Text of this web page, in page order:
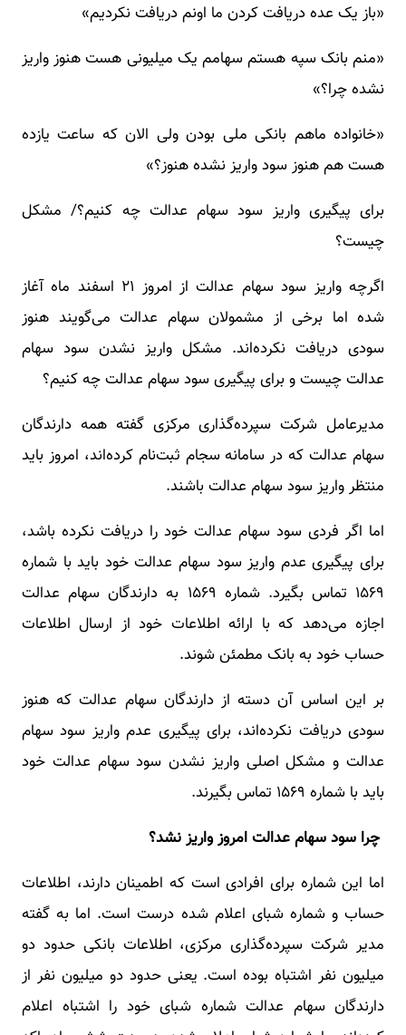
«باز یک عده دریافت کردن ما اونم دریافت نکردیم»
«منم بانک سپه هستم سهامم یک میلیونی هست هنوز واریز
نشده چرا؟»
«خانواده ماهم بانکی ملی بودن ولی الان که ساعت یازده
هست هم هنوز سود واریز نشده هنوز؟»
برای پیگیری واریز سود سهام عدالت چه کنیم؟/ مشکل
چیست؟
اگرچه واریز سود سهام عدالت از امروز ۲۱ اسفند ماه آغاز
شده اما برخی از مشمولان سهام عدالت می‌‌گویند هنوز
سودی دریافت نکرده‌اند. مشکل واریز نشدن سود سهام
عدالت چیست و برای پیگیری سود سهام عدالت چه کنیم؟
مدیرعامل شرکت سپرده‌گذاری مرکزی گفته همه دارندگان
سهام عدالت که در سامانه سجام ثبت‌نام کرده‌اند، امروز باید
منتظر واریز سود سهام عدالت باشند.
اما اگر فردی سود سهام عدالت خود را دریافت نکرده باشد،
برای پیگیری عدم واریز سود سهام عدالت خود باید با شماره
۱۵۶۹ تماس بگیرد. شماره ۱۵۶۹ به دارندگان سهام عدالت
اجازه می‌دهد که با ارائه اطلاعات خود از ارسال اطلاعات
حساب خود به بانک مطمئن شوند.
بر این اساس آن دسته از دارندگان سهام عدالت که هنوز
سودی دریافت نکرده‌اند، برای پیگیری عدم واریز سود سهام
عدالت و مشکل اصلی واریز نشدن سود سهام عدالت خود
باید با شماره ۱۵۶۹ تماس بگیرند.
چرا سود سهام عدالت امروز واریز نشد؟
اما این شماره برای افرادی است که اطمینان دارند، اطلاعات
حساب و شماره شبای اعلام شده درست است. اما به گفته
مدیر شرکت سپرده‌گذاری مرکزی، اطلاعات بانکی حدود دو
میلیون نفر اشتباه بوده است. یعنی حدود دو میلیون نفر از
دارندگان سهام عدالت شماره شبای خود را اشتباه اعلام